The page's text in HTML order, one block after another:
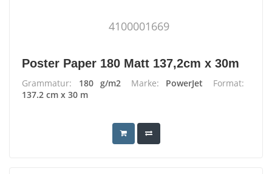
4100001669
Poster Paper 180 Matt 137,2cm x 30m
Grammatur: 180 g/m2 Marke: PowerJet
Format:
137.2 cm x 30 m